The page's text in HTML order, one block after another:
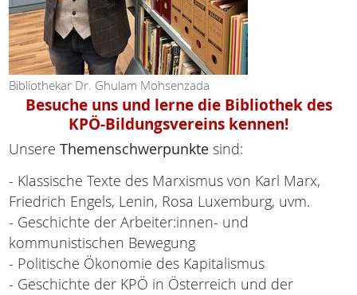
Bibliothekar Dr. Ghulam Mohsenzada
Besuche uns und lerne die Bibliothek des
KPÖ-Bildungsvereins kennen!
Unsere Themenschwerpunkte sind:
- Klassische Texte des Marxismus von Karl Marx,
Friedrich Engels, Lenin, Rosa Luxemburg, uvm.
- Geschichte der Arbeiter:innen- und
kommunistischen Bewegung
- Politische Ökonomie des Kapitalismus
- Geschichte der KPÖ in Österreich und der